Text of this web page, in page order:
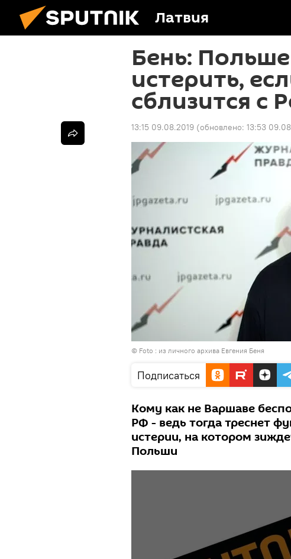
Латвия
Бень:
истерить,
сблизится с
13:15 09.08.2019 (обновлено: 13:53
© Foto : из личного архива Евгения Беня
Подписаться
Кому как не Варшаве
РФ - ведь тогда треснет
истерии, на котором
Польши